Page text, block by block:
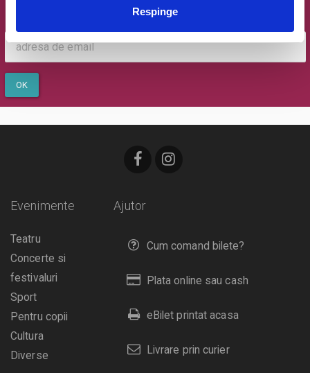
Respinge
OK
Ajutor
Cum comand bilete?
Plata online sau cash
eBilet printat acasa
Livrare prin curier
Evenimente
Teatru
Concerte si
festivaluri
Sport
Pentru copii
Cultura
Diverse